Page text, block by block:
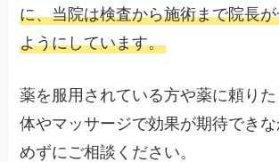
に、当院は検査から施術まで院長
ようにしています。
薬を服用されている方や薬に頼り
体やマッサージで効果が期待でき
めずにご相談ください。